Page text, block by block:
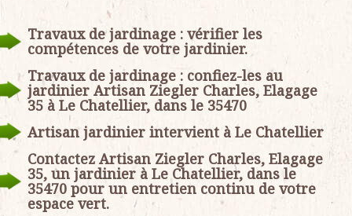
Travaux de jardinage : vérifier les
compétences de votre jardinier.
Travaux de jardinage : confiez-les au
jardinier Artisan Ziegler Charles, Elagage
35 à Le Chatellier, dans le 35470
Artisan jardinier intervient à Le Chatellier
Contactez Artisan Ziegler Charles, Elagage
35, un jardinier à Le Chatellier, dans le
35470 pour un entretien continu de votre
espace vert.